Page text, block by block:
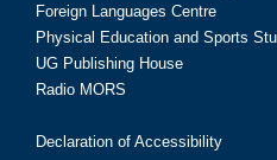
Foreign Languages Centre
Physical Education and Sports
UG Publishing House
Radio MORS
Declaration of Accessibility